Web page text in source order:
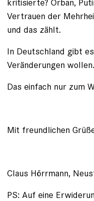
Vertrauen der
und das zählt.
In Deutschland gibt
Veränderungen wollen.
Das einfach nur zum
Mit freundlichen
Claus Hörrmann,
PS: Auf eine